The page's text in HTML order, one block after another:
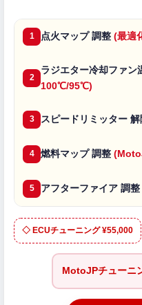
1 点火マップ 調整 (最適
2
ラジエター冷却ファン
100℃/95℃)
3 スピードリミッター 解
4 燃料マップ 調整
5 アフターファイア 調整
◇ ECUチューニング ¥55,000
MotoJPチューニ